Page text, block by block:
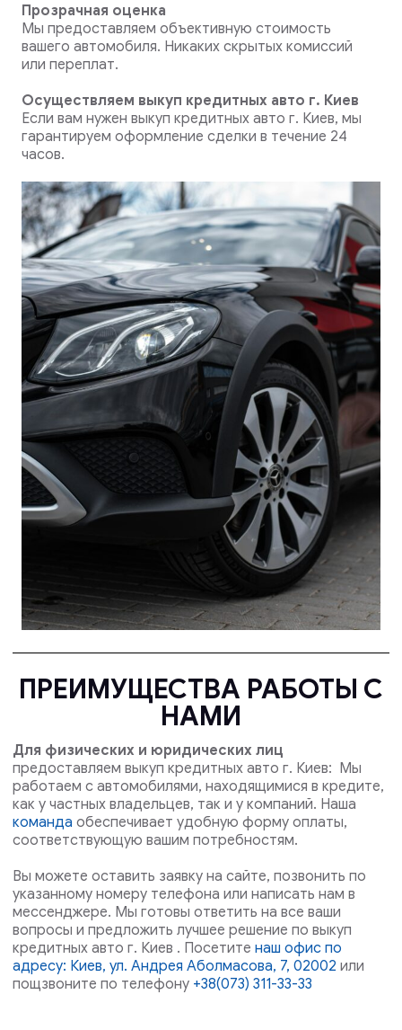
Прозрачная оценка
Мы предоставляем объективную стоимость
вашего автомобиля. Никаких скрытых комиссий
или переплат.
Осуществляем выкуп кредитных авто г. Киев
Если вам нужен выкуп кредитных авто г. Киев, мы
гарантируем оформление сделки в течение 24
часов.
ПРЕИМУЩЕСТВА РАБОТЫ С
НАМИ
Для физических и юридических лиц
предоставляем выкуп кредитных авто г. Киев: Мы
работаем с автомобилями, находящимися в кредите,
как у частных владельцев, так и у компаний. Наша
командаобеспечивает удобную форму оплаты,
соответствующую вашим потребностям.
Вы можете оставить заявку на сайте, позвонить по
указанному номеру телефона или написать нам в
мессенджере. Мы готовы ответить на все ваши
вопросы и предложить лучшее решение по выкуп
кредитных авто г. Киев . Посетитенаш офис по
адресу: Киев, ул. Андрея Аболмасова, 7, 02002 или
пощзвоните по телефону +38(073) 311-33-33